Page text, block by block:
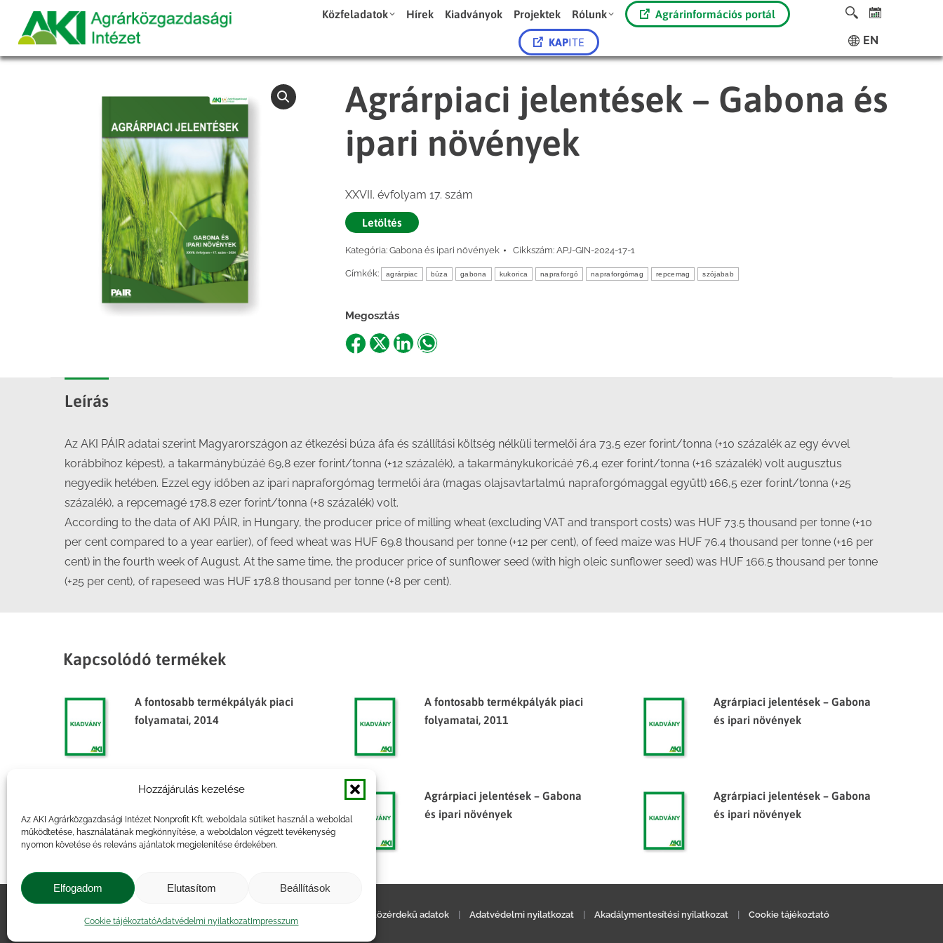
Hozzájárulás kezelése
Az AKI Agrárközgazdasági Intézet Nonprofit Kft. weboldala sütiket használ a weboldal
működtetése, használatának megkönnyítése, a weboldalon végzett tevékenység
nyomon követése és releváns ajánlatok megjelenítése érdekében.
Elfogadom Elutasítom Beállítások
Cookie tájékoztatóAdatvédelmi nyilatkozat Impresszum
Közfeladatok Hírek Kiadványok Projektek Rólunk Agrárinformációs portál
KAPITE EN
Agrárpiaci jelentések – Gabona és
ipari növények
XXVII. évfolyam 17. szám
Letöltés
Kategória: Gabona és ipari növények Cikkszám: APJ-GIN-2024-17-1
Címkék: agrárpiac búza gabona kukorica napraforgó napraforgómag repcemag szójabab
Megosztás
ShareShareShareShare
Leírás
Az AKI PÁIR adatai szerint Magyarországon az étkezési búza áfa és szállítási költség nélküli termelői ára 73,5 ezer forint/tonna (+10 százalék az egy évvel
korábbihoz képest), a takarmánybúzáé 69,8 ezer forint/tonna (+12 százalék), a takarmánykukoricáé 76,4 ezer forint/tonna (+16 százalék) volt augusztus
negyedik hetében. Ezzel egy időben az ipari napraforgómag termelői ára (magas olajsavtartalmú napraforgómaggal együtt) 166,5 ezer forint/tonna (+25
százalék), a repcemagé 178,8 ezer forint/tonna (+8 százalék) volt.
According to the data of AKI PÁIR, in Hungary, the producer price of milling wheat (excluding VAT and transport costs) was HUF 73.5 thousand per tonne (+10
per cent compared to a year earlier), of feed wheat was HUF 69.8 thousand per tonne (+12 per cent), of feed maize was HUF 76.4 thousand per tonne (+16 per
cent) in the fourth week of August. At the same time, the producer price of sunflower seed (with high oleic sunflower seed) was HUF 166.5 thousand per tonne
(+25 per cent), of rapeseed was HUF 178.8 thousand per tonne (+8 per cent).
Kapcsolódó termékek
A fontosabb termékpályák piaci
folyamatai, 2014
A fontosabb termékpályák piaci
folyamatai, 2011
Agrárpiaci jelentések – Gabona
és ipari növények
Agrárpiaci jelentések – Gabona
és ipari növények
Agrárpiaci jelentések – Gabona
és ipari növények
Agrárpiaci jelentések – Gabona
és ipari növények
Impresszum Kapcsolat Közérdekű adatok Adatvédelmi nyilatkozat Akadálymentesítési nyilatkozat Cookie tájékoztató